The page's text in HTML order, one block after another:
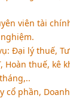
viên tài
Đại lý thuế,
Hoàn thuế, kê
cổ phần,